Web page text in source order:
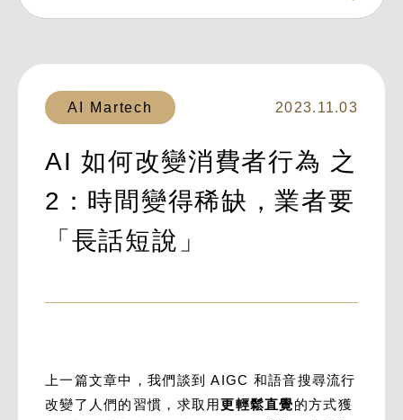
AI Martech 2023.11.03
AI 如何改變消費者行為 之
2：時間變得稀缺，業者要
「長話短說」
上一篇文章中，我們談到 AIGC 和語音搜尋流行
改變了人們的習慣，求取用更輕鬆直覺的方式獲